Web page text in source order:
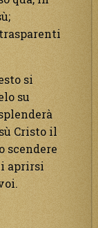
si
su
Cristo il
scendere
aprirsi